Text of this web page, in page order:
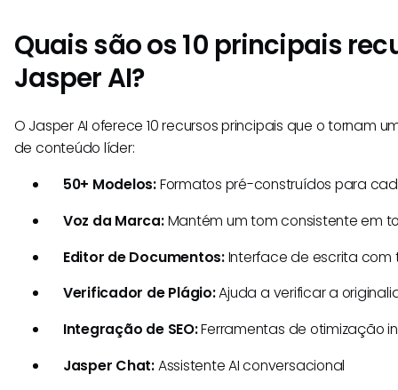
Quais são os 10 principais
Jasper AI?
O Jasper AI oferece 10 recursos principais que o tornam
de conteúdo líder:
50+ Modelos:Formatos pré-construídos para
Voz da Marca:Mantém um tom consistente em
Editor de Documentos:Interface de escrita com
Verificador de Plágio:Ajuda a verificar a
Integração de SEO:Ferramentas de otimização
Jasper Chat:Assistente AI conversacional